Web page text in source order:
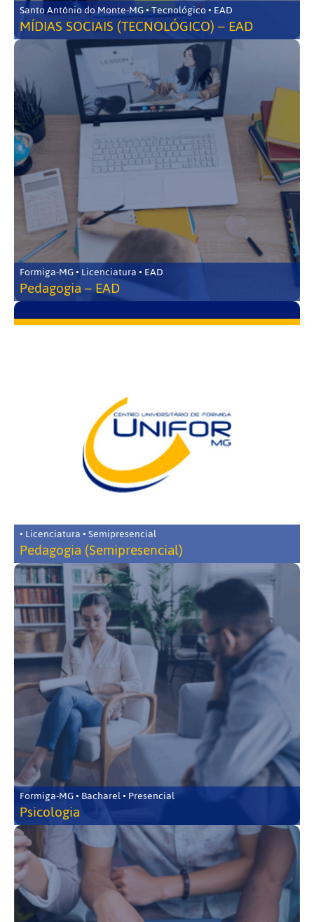
Santo Antônio do Monte-MG • Tecnológico • EAD
MÍDIAS SOCIAIS (TECNOLÓGICO) – EAD
Formiga-MG • Licenciatura • EAD
Pedagogia – EAD
• Licenciatura • Semipresencial
Pedagogia (Semipresencial)
Formiga-MG • Bacharel • Presencial
Psicologia